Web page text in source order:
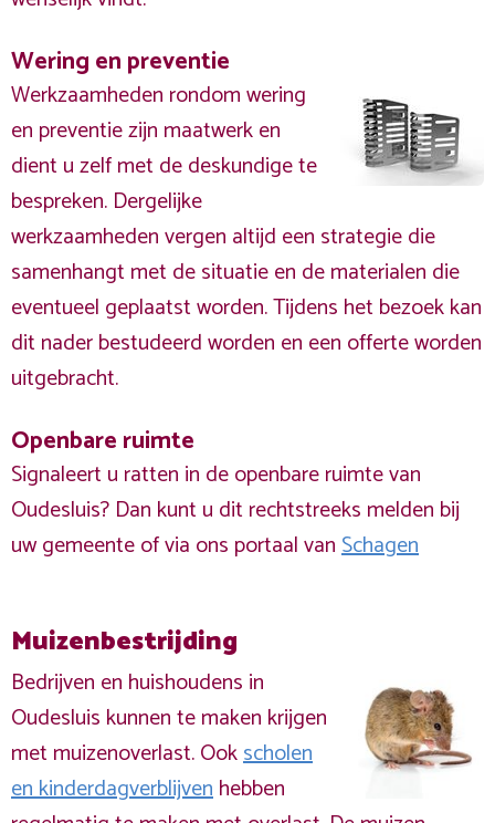
Wering en preventie
Werkzaamheden rondom wering
en preventie zijn maatwerk en
dient u zelf met de deskundige te
bespreken. Dergelijke
werkzaamheden vergen altijd een strategie die
samenhangt met de situatie en de materialen die
eventueel geplaatst worden. Tijdens het bezoek kan
dit nader bestudeerd worden en een offerte worden
uitgebracht.
Openbare ruimte
Signaleert u ratten in de openbare ruimte van
Oudesluis? Dan kunt u dit rechtstreeks melden bij
uw gemeente of via ons portaal vanSchagen
Muizenbestrijding
Bedrijven en huishoudens in
Oudesluis kunnen te maken krijgen
met muizenoverlast. Ookscholen
en kinderdagverblijvenhebben